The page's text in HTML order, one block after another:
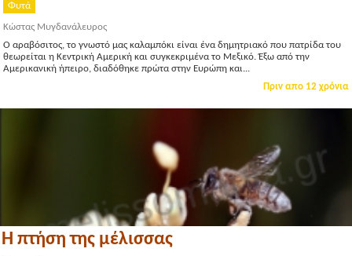
Φυτά
Κώστας Μυγδανάλευρος
Ο αραβόσιτος, το γνωστό μας καλαμπόκι είναι ένα δημητριακό που πατρίδα του
θεωρείται η Κεντρική Αμερική και συγκεκριμένα το Μεξικό. Έξω από την
Αμερικανική ήπειρο, διαδόθηκε πρώτα στην Ευρώπη και...
Πριν απο 12 χρόνια
Η πτήση της μέλισσας